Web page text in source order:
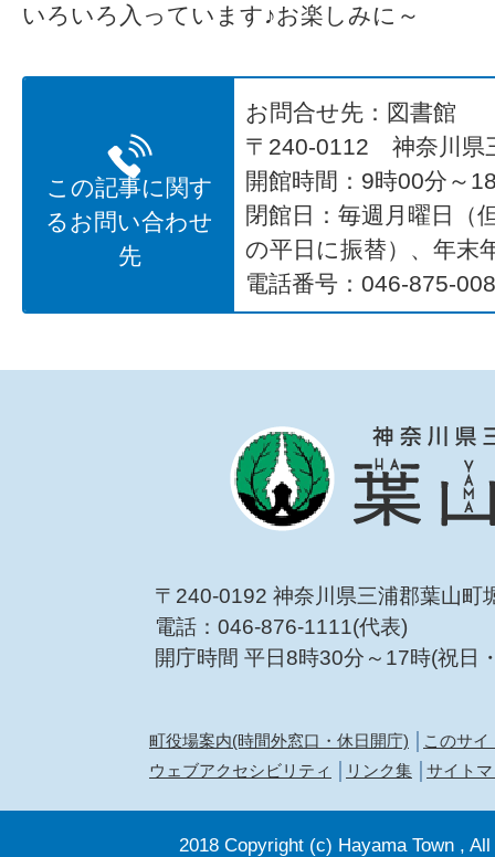
いろいろ入っています♪お楽しみに～
この記事に関す
るお問い合わせ
先
お問合せ先：図書館
〒240-0112 神奈川県
開館時間：9時00分～
閉館日：毎週月曜日（
の平日に振替）、年末
電話番号：046-875-
〒240-0192 神奈川県三浦郡葉山町
電話：046-876-1111(代表)
開庁時間 平日8時30分～17時(祝日
町役場案内(時間外窓口・休日開庁)
このサイ
ウェブアクセシビリティ
リンク集 サイト
2018 Copyright (c) Hayama Town ,